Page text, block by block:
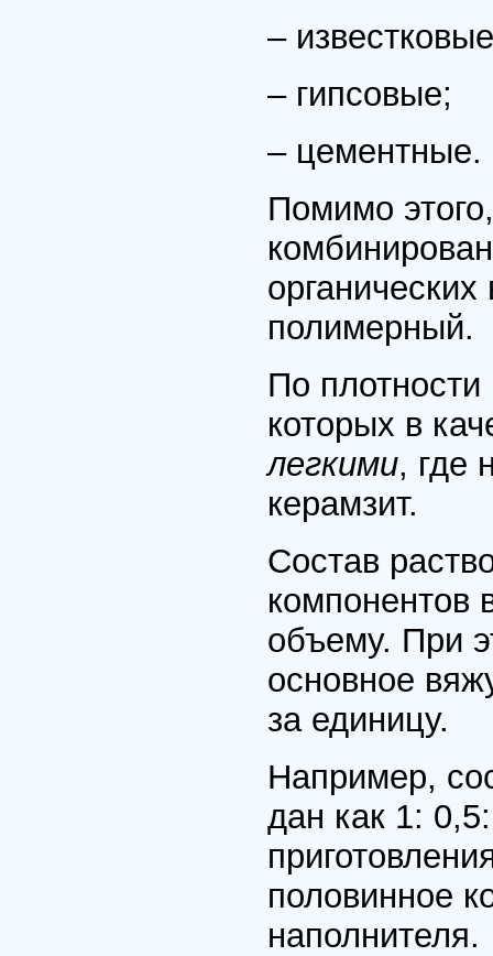
–
– гипсовые;
– цементные.
Помимо
полимерный.
По
которых в
легкими, где
керамзит.
Состав
компонентов
объему. При
основное
за единицу.
Например,
дан как 1:
половинное
наполнителя.